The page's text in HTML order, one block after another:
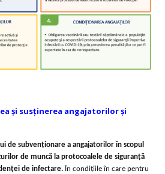
și susținerea angajatorilor și
de subvenționare a angajatorilor în scopul
de muncă la protocoalele de siguranță
de infectare.În condițiile în care pentru